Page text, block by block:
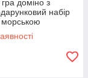
доміно з
набір
якір